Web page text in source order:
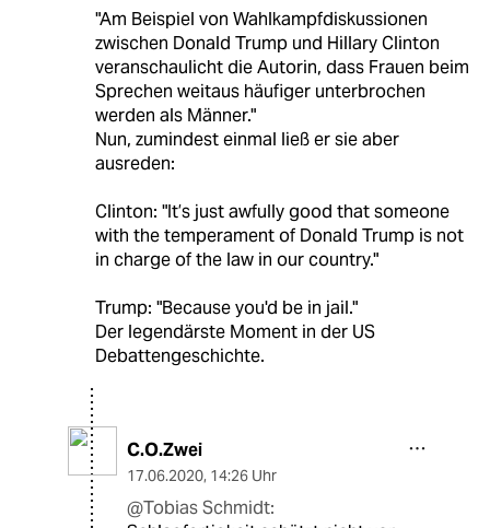
"Am Beispiel von Wahlkampfdiskussionen
zwischen Donald Trump und Hillary Clinton
veranschaulicht die Autorin, dass Frauen beim
Sprechen weitaus häufiger unterbrochen
werden als Männer."
Nun, zumindest einmal ließ er sie aber
ausreden:
Clinton: "It’s just awfully good that someone
with the temperament of Donald Trump is not
in charge of the law in our country."
Trump: "Because you'd be in jail."
Der legendärste Moment in der US
Debattengeschichte.
C.O.Zwei
17.06.2020, 14:26 Uhr
@Tobias Schmidt: